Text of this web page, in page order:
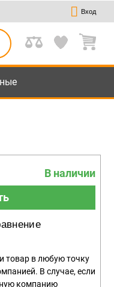
Вход
В наличии
товар в любую точку
В случае, если
компанию